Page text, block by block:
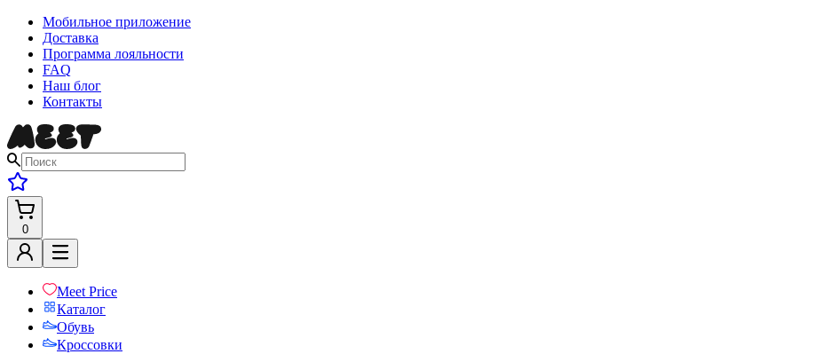
Мобильное приложение
Доставка
Программа лояльности
FAQ
Наш блог
Контакты
0
Meet Price
Каталог
Обувь
Кроссовки